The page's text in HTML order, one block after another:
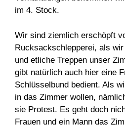
im 4. Stock.
Wir sind ziemlich erschöpft
Rucksackschlepperei, als
und etliche Treppen unser
gibt natürlich auch hier eine
Schlüsselbund bedient. Als
in das Zimmer wollen,
sie Protest. Es geht doch
Frauen und ein Mann das